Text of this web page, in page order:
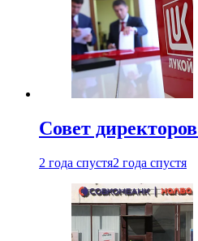
Совет
2 года спустя2 года спустя